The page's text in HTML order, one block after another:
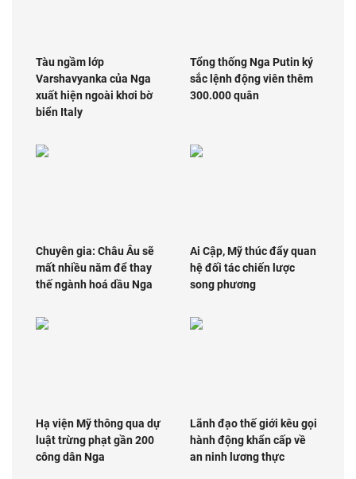
Tàu ngầm lớp
Varshavyanka của Nga
xuất hiện ngoài khơi bờ
biển Italy
Tổng thống Nga Putin ký
sắc lệnh động viên thêm
300.000 quân
Chuyên gia: Châu Âu sẽ
mất nhiều năm để thay
thế ngành hoá dầu Nga
Ai Cập, Mỹ thúc đẩy quan
hệ đối tác chiến lược
song phương
Hạ viện Mỹ thông qua dự
luật trừng phạt gần 200
công dân Nga
Lãnh đạo thế giới kêu gọi
hành động khẩn cấp về
an ninh lương thực